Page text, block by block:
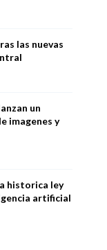
las nuevas
un
imagenes y
historica ley
artificial